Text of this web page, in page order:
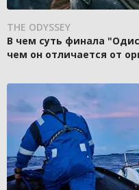
THE ODYSSEY
В чем суть финала
чем он отличается от